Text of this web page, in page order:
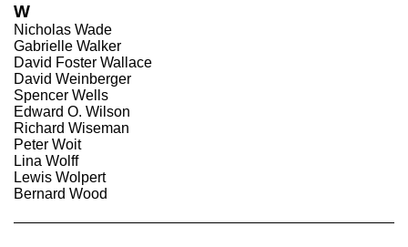
W
Nicholas Wade
Gabrielle Walker
David Foster Wallace
David Weinberger
Spencer Wells
Edward O. Wilson
Richard Wiseman
Peter Woit
Lina Wolff
Lewis Wolpert
Bernard Wood